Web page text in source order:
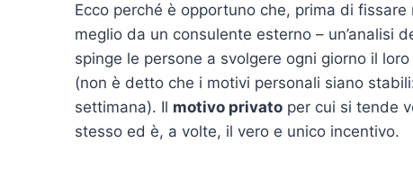
Ecco perché è opportuno che, prima di
meglio da un consulente esterno – un’analisi
spinge le persone a svolgere ogni giorno il
(non è detto che i motivi personali siano
settimana). Il motivo privato per cui si tende
stesso ed è, a volte, il vero e unico incentivo.